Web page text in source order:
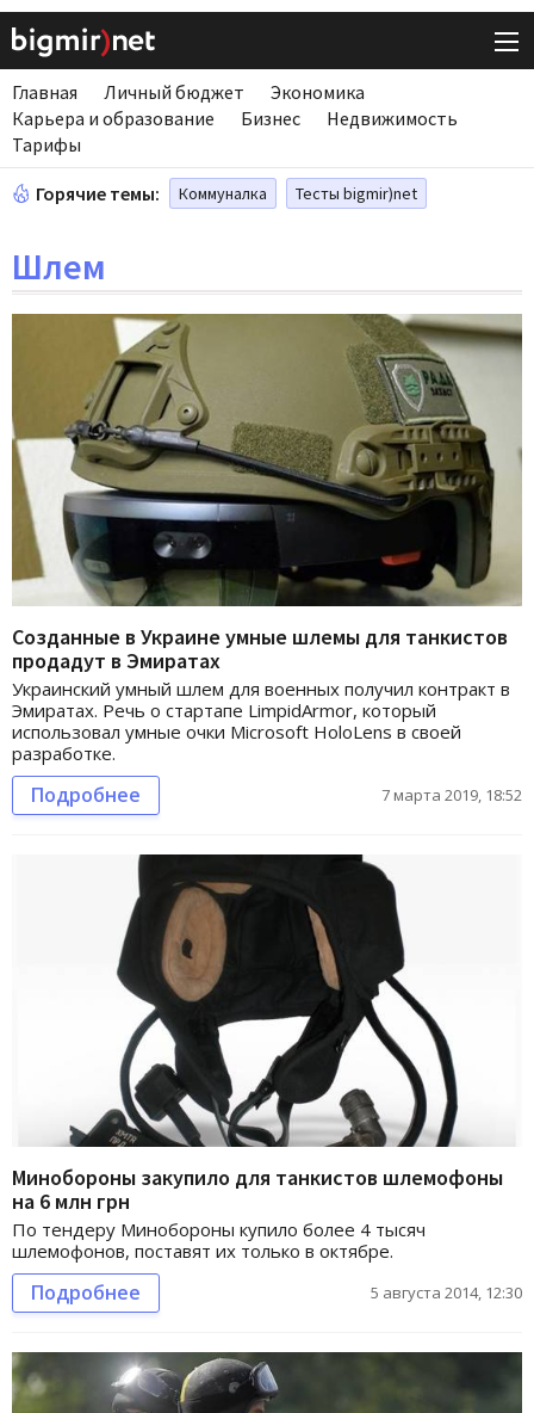
Главная Личный бюджет
Экономика
Карьера и образование
Бизнес
Недвижимость
Тарифы
Горячие темы: Коммуналка Тесты bigmir)net
Шлем
Созданные в Украине умные шлемы для танкистов
продадут в Эмиратах
Украинский умный шлем для военных получил контракт в
Эмиратах. Речь о стартапе LimpidArmor, который
использовал умные очки Microsoft HoloLens в своей
разработке.
Подробнее 7 марта 2019, 18:52
Минобороны закупило для танкистов шлемофоны
на 6 млн грн
По тендеру Минобороны купило более 4 тысяч
шлемофонов, поставят их только в октябре.
Подробнее 5 августа 2014, 12:30